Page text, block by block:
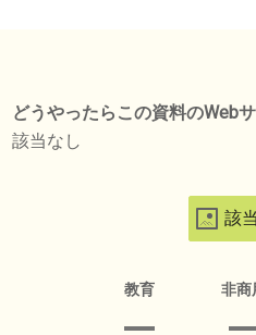
どうやったらこの資料のWeb
該当なし
該
教育 非商